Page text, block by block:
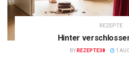
REZEPTE
Hinter
BY REZEPTE38 1